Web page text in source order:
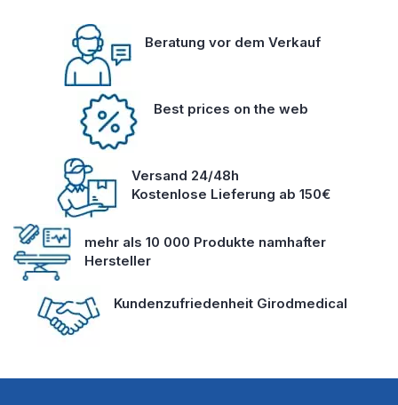
Beratung vor dem Verkauf
Best prices on the web
Versand 24/48h
Kostenlose Lieferung ab 150€
mehr als 10 000 Produkte namhafter
Hersteller
Kundenzufriedenheit Girodmedical